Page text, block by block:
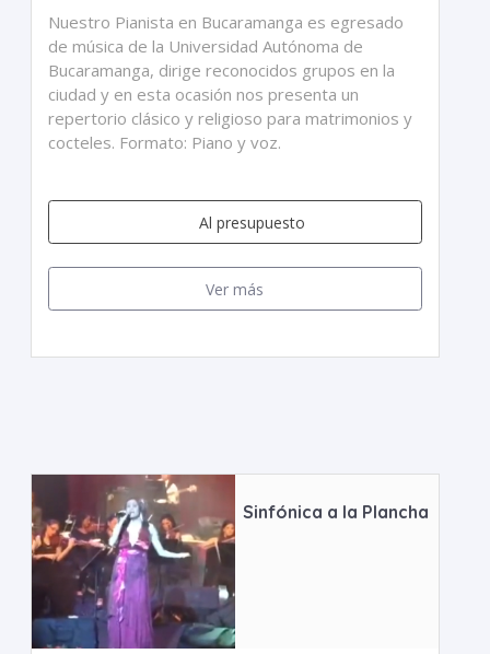
Nuestro Pianista en Bucaramanga es egresado
de música de la Universidad Autónoma de
Bucaramanga, dirige reconocidos grupos en la
ciudad y en esta ocasión nos presenta un
repertorio clásico y religioso para matrimonios y
cocteles. Formato: Piano y voz.
Al presupuesto
Ver más
Sinfónica a la Plancha